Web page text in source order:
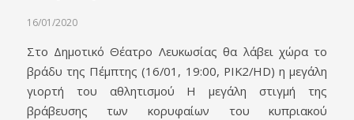
16/01/2020
Στο Δημοτικό Θέατρο Λευκωσίας θα λάβει χώρα το
βράδυ της Πέμπτης (16/01, 19:00, ΡΙΚ2/HD) η μεγάλη
γιορτή του αθλητισμού Η μεγάλη στιγμή της
βράβευσης των κορυφαίων του κυπριακού